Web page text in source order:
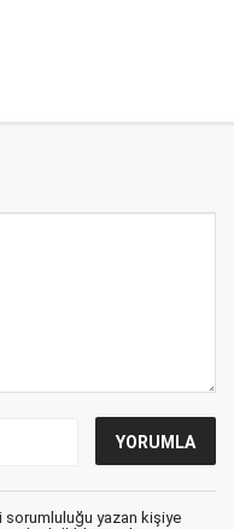
sorumluluğu yazan kişiye